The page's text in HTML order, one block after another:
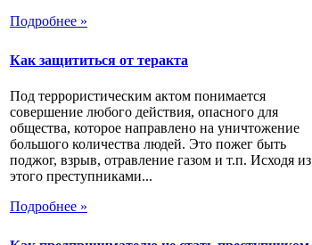
Подробнее »
Как защититься от теракта
Под террористическим актом понимается
совершение любого действия, опасного для
общества, которое направлено на уничтожение
большого количества людей. Это пожег быть
поджог, взрыв, отравление газом и т.п. Исходя из
этого преступниками...
Подробнее »